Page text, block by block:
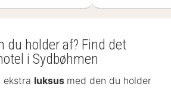
du holder af? Find det
i Sydbøhmen
luksus med den du holder